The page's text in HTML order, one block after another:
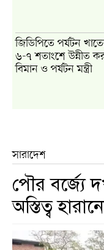
জিডিপিতে পর্যটন
৬-৭ শতাংশে উন্নীত
বিমান ও পর্যটন মন্ত্রী